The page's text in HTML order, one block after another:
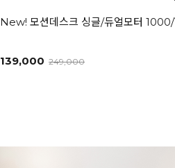
New! 모션데스크 싱글/듀얼모터
139,000 249,000